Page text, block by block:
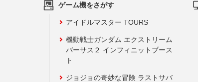
ゲーム機をさがす
アイドルマスター TOURS
機動戦士ガンダム エクストリーム
バーサス２ インフィニットブース
ト
ジョジョの奇妙な冒険 ラストサバ